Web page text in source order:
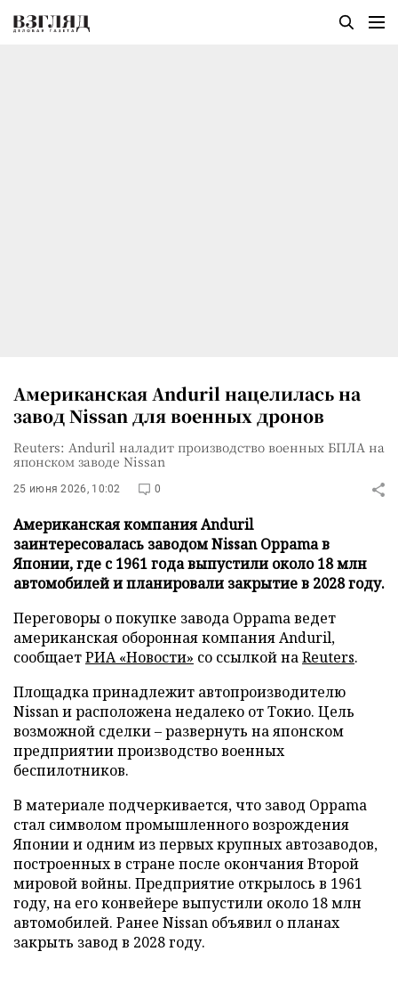
Американская Anduril нацелилась на
завод Nissan для военных дронов
Reuters: Anduril наладит производство военных БПЛА на
японском заводе Nissan
25 июня 2026, 10:02 0
Американская компания Anduril
заинтересовалась заводом Nissan Oppama в
Японии, где с 1961 года выпустили около 18 млн
автомобилей и планировали закрытие в 2028 году.
Переговоры о покупке завода Oppama ведет
американская оборонная компания Anduril,
сообщаетРИА «Новости» со ссылкой наReuters.
Площадка принадлежит автопроизводителю
Nissan и расположена недалеко от Токио. Цель
возможной сделки – развернуть на японском
предприятии производство военных
беспилотников.
В материале подчеркивается, что завод Oppama
стал символом промышленного возрождения
Японии и одним из первых крупных автозаводов,
построенных в стране после окончания Второй
мировой войны. Предприятие открылось в 1961
году, на его конвейере выпустили около 18 млн
автомобилей. Ранее Nissan объявил о планах
закрыть завод в 2028 году.